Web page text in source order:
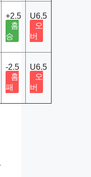
+2.5
홈
승
U6.5
오
버
-2.5
홈
패
U6.5
오
버